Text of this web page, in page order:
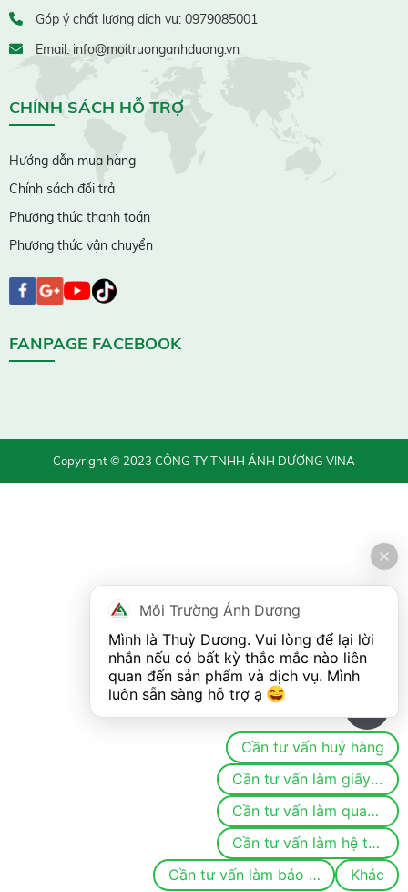
Góp ý chất lượng dịch vụ: 0979085001
Email: info@moitruonganhduong.vn
CHÍNH SÁCH HỖ TRỢ
Hướng dẫn mua hàng
Chính sách đổi trả
Phương thức thanh toán
Phương thức vận chuyển
FANPAGE FACEBOOK
Copyright © 2023 CÔNG TY TNHH ÁNH DƯƠNG VINA
Môi Trường Ánh Dương
Mình là Thuỳ Dương. Vui lòng để lại lời
nhắn nếu có bất kỳ thắc mắc nào liên
quan đến sản phẩm và dịch vụ. Mình
luôn sẵn sàng hỗ trợ ạ
Cần tư vấn huỷ hàng
Cần tư vấn làm giấy phép/đăng ký môi trường
Cần tư vấn làm quan trắc
Cần tư vấn làm hệ thống khí thải/nước thải
Cần tư vấn làm báo cáo
Khác